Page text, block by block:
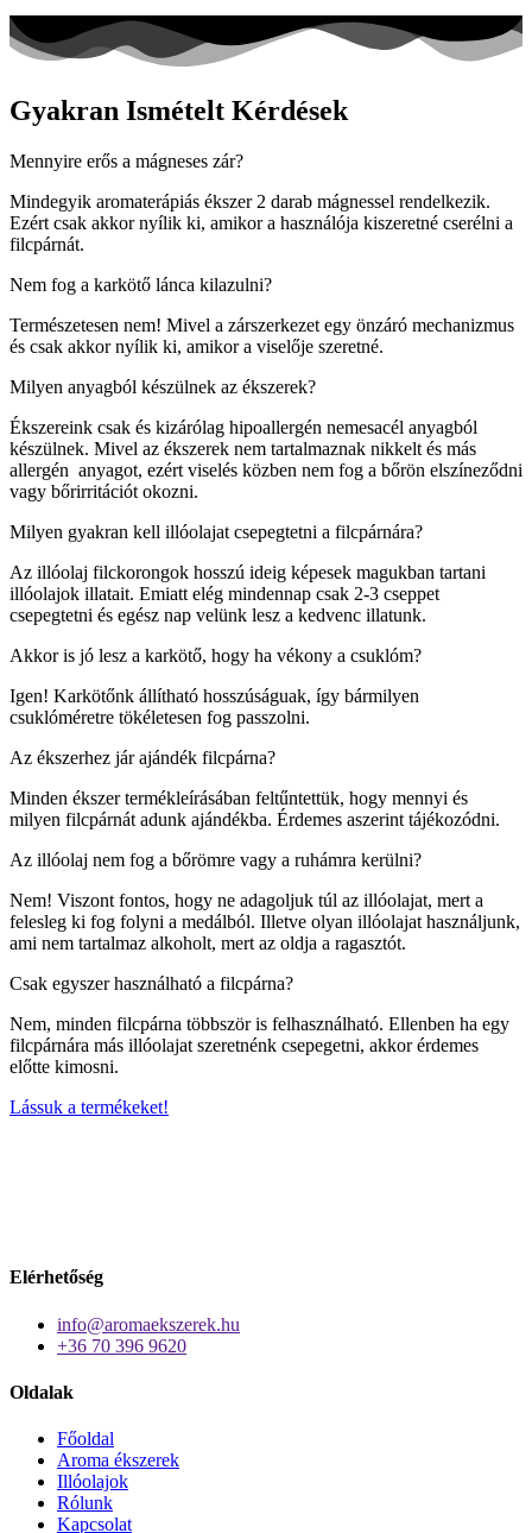
Gyakran Ismételt Kérdések
Mennyire erős a mágneses zár?
Mindegyik aromaterápiás ékszer 2 darab mágnessel rendelkezik.
Ezért csak akkor nyílik ki, amikor a használója kiszeretné cserélni a
filcpárnát.
Nem fog a karkötő lánca kilazulni?
Természetesen nem! Mivel a zárszerkezet egy önzáró mechanizmus
és csak akkor nyílik ki, amikor a viselője szeretné.
Milyen anyagból készülnek az ékszerek?
Ékszereink csak és kizárólag hipoallergén nemesacél anyagból
készülnek. Mivel az ékszerek nem tartalmaznak nikkelt és más
allergén anyagot, ezért viselés közben nem fog a bőrön elszíneződni
vagy bőrirritációt okozni.
Milyen gyakran kell illóolajat csepegtetni a filcpárnára?
Az illóolaj filckorongok hosszú ideig képesek magukban tartani
illóolajok illatait. Emiatt elég mindennap csak 2-3 cseppet
csepegtetni és egész nap velünk lesz a kedvenc illatunk.
Akkor is jó lesz a karkötő, hogy ha vékony a csuklóm?
Igen! Karkötőnk állítható hosszúságuak, így bármilyen
csuklóméretre tökéletesen fog passzolni.
Az ékszerhez jár ajándék filcpárna?
Minden ékszer termékleírásában feltűntettük, hogy mennyi és
milyen filcpárnát adunk ajándékba. Érdemes aszerint tájékozódni.
Az illóolaj nem fog a bőrömre vagy a ruhámra kerülni?
Nem! Viszont fontos, hogy ne adagoljuk túl az illóolajat, mert a
felesleg ki fog folyni a medálból. Illetve olyan illóolajat használjunk,
ami nem tartalmaz alkoholt, mert az oldja a ragasztót.
Csak egyszer használható a filcpárna?
Nem, minden filcpárna többször is felhasználható. Ellenben ha egy
filcpárnára más illóolajat szeretnénk csepegetni, akkor érdemes
előtte kimosni.
Lássuk a termékeket!
Elérhetőség
info@aromaekszerek.hu
+36 70 396 9620
Oldalak
Főoldal
Aroma ékszerek
Illóolajok
Rólunk
Kapcsolat